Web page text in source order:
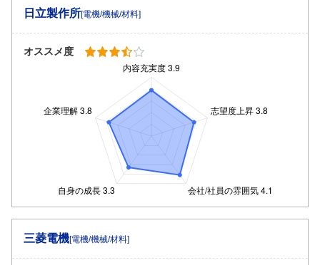
日立製作所[電機/機械/材料]
オススメ度
三菱電機[電機/機械/材料]